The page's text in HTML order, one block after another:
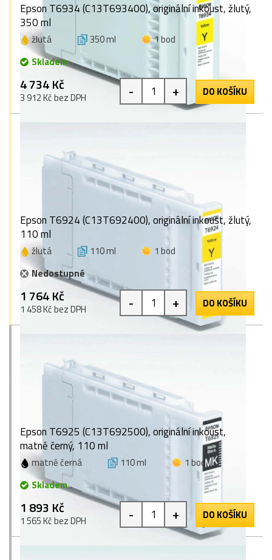
Epson T6934 (C13T693400), originální inkoust, žlutý,
350 ml
žlutá 350 ml
1 bod
Skladem
4 734 Kč
3 912 Kč bez DPH - + DO KOŠÍKU
Epson T6924 (C13T692400), originální inkoust, žlutý,
110 ml
žlutá 110 ml
1 bod
Nedostupné
1 764 Kč
1 458 Kč bez DPH - + DO KOŠÍKU
Epson T6925 (C13T692500), originální inkoust,
matně černý, 110 ml
matně černá 110 ml
1 bod
Skladem
1 893 Kč
1 565 Kč bez DPH - + DO KOŠÍKU